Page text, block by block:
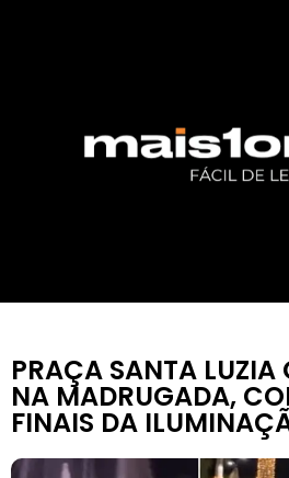
PRAÇA SANTA
NA MADRUGADA,
FINAIS DA